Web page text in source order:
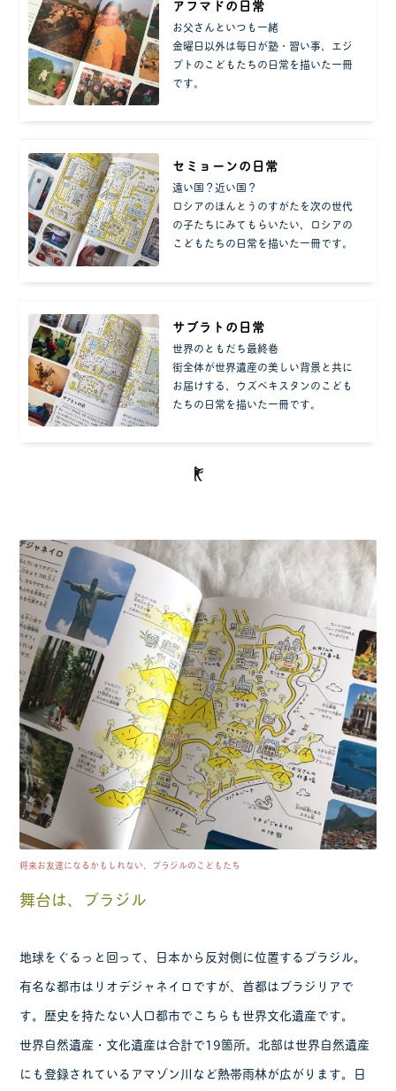
アフマドの日常
お父さんといつも一緒
金曜日以外は毎日が塾・習い事、エジ
プトのこどもたちの日常を描いた一冊
です。
セミョーンの日常
遠い国？近い国？
ロシアのほんとうのすがたを次の世代
の子たちにみてもらいたい、ロシアの
こどもたちの日常を描いた一冊です。
サブラトの日常
世界のともだち最終巻
街全体が世界遺産の美しい背景と共に
お届けする、ウズベキスタンのこども
たちの日常を描いた一冊です。
将来お友達になるかもしれない、ブラジルのこどもたち
舞台は、ブラジル
地球をぐるっと回って、日本から反対側に位置するブラジル。
有名な都市はリオデジャネイロですが、首都はブラジリアで
す。歴史を持たない人口都市でこちらも世界文化遺産です。
世界自然遺産・文化遺産は合計で19箇所。北部は世界自然遺産
にも登録されているアマゾン川など熱帯雨林が広がります。日